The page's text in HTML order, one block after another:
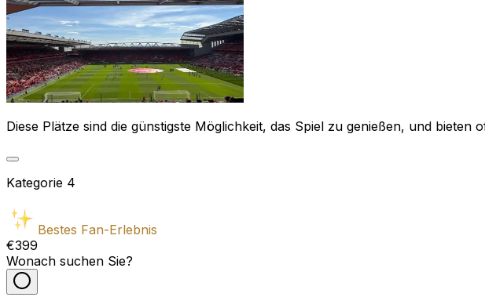
Diese Plätze sind die günstigste Möglichkeit, das Spiel zu genießen, und bieten
Kategorie 4
Bestes Fan-Erlebnis
€399
Wonach suchen Sie?